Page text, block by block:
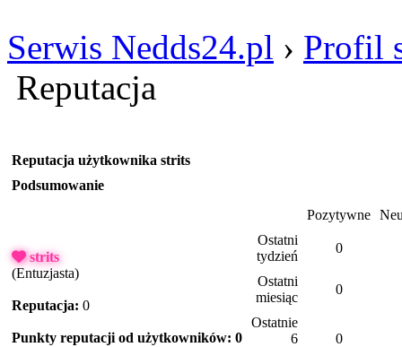
Serwis Nedds24.pl › Profil
Reputacja
Reputacja użytkownika strits
Podsumowanie
strits
(Entuzjasta)
Reputacja: 0
Punkty reputacji od użytkowników: 0
Pozytywne
Ostatni
tydzień
0
Ostatni
miesiąc
0
Ostatnie
6
0